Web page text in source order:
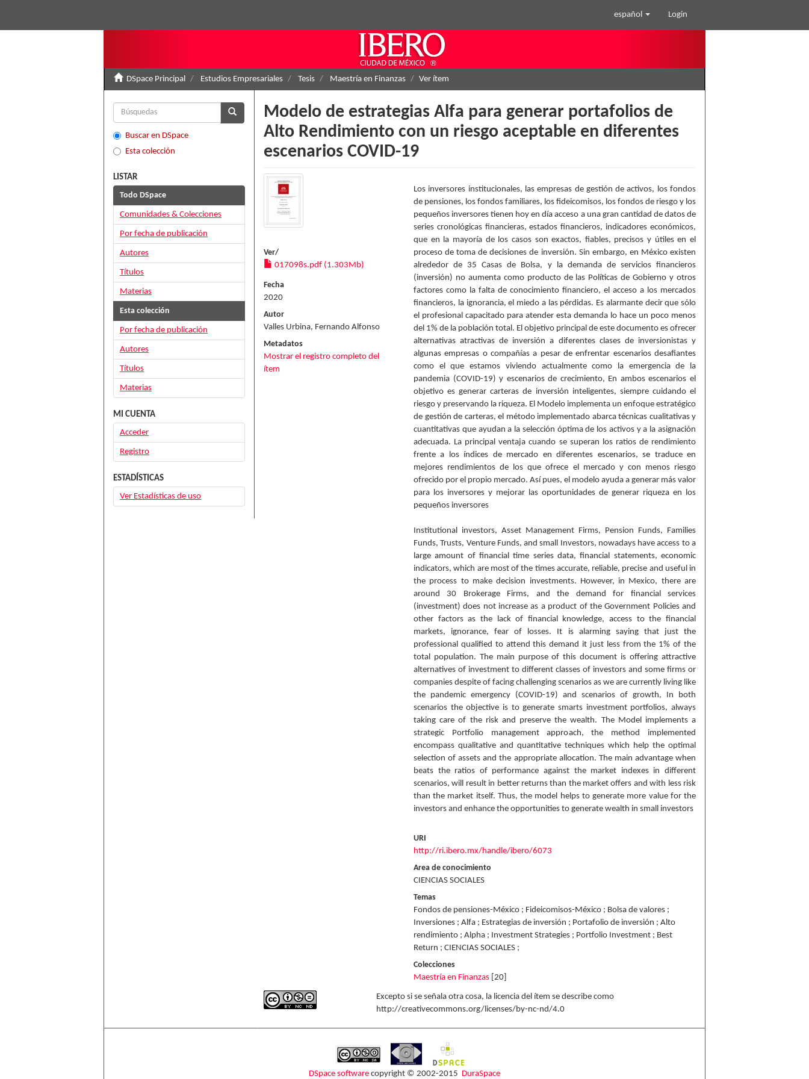
español Login
DSpace Principal Estudios Empresariales Tesis Maestría en Finanzas Ver ítem
Modelo de estrategias Alfa para generar portafolios de
Alto Rendimiento con un riesgo aceptable en diferentes
escenarios COVID-19
Ver/
017098s.pdf (1.303Mb)
Fecha
2020
Autor
Valles Urbina, Fernando Alfonso
Metadatos
Mostrar el registro completo del
ítem
Los inversores institucionales, las empresas de gestión de activos, los fondos
de pensiones, los fondos familiares, los fideicomisos, los fondos de riesgo y los
pequeños inversores tienen hoy en día acceso a una gran cantidad de datos de
series cronológicas financieras, estados financieros, indicadores económicos,
que en la mayoría de los casos son exactos, fiables, precisos y útiles en el
proceso de toma de decisiones de inversión. Sin embargo, en México existen
alrededor de 35 Casas de Bolsa, y la demanda de servicios financieros
(inversión) no aumenta como producto de las Políticas de Gobierno y otros
factores como la falta de conocimiento financiero, el acceso a los mercados
financieros, la ignorancia, el miedo a las pérdidas. Es alarmante decir que sólo
el profesional capacitado para atender esta demanda lo hace un poco menos
del 1% de la población total. El objetivo principal de este documento es ofrecer
alternativas atractivas de inversión a diferentes clases de inversionistas y
algunas empresas o compañías a pesar de enfrentar escenarios desafiantes
como el que estamos viviendo actualmente como la emergencia de la
pandemia (COVID-19) y escenarios de crecimiento, En ambos escenarios el
objetivo es generar carteras de inversión inteligentes, siempre cuidando el
riesgo y preservando la riqueza. El Modelo implementa un enfoque estratégico
de gestión de carteras, el método implementado abarca técnicas cualitativas y
cuantitativas que ayudan a la selección óptima de los activos y a la asignación
adecuada. La principal ventaja cuando se superan los ratios de rendimiento
frente a los índices de mercado en diferentes escenarios, se traduce en
mejores rendimientos de los que ofrece el mercado y con menos riesgo
ofrecido por el propio mercado. Así pues, el modelo ayuda a generar más valor
para los inversores y mejorar las oportunidades de generar riqueza en los
pequeños inversores
Institutional investors, Asset Management Firms, Pension Funds, Families
Funds, Trusts, Venture Funds, and small Investors, nowadays have access to a
large amount of financial time series data, financial statements, economic
indicators, which are most of the times accurate, reliable, precise and useful in
the process to make decision investments. However, in Mexico, there are
around 30 Brokerage Firms, and the demand for financial services
(investment) does not increase as a product of the Government Policies and
other factors as the lack of financial knowledge, access to the financial
markets, ignorance, fear of losses. It is alarming saying that just the
professional qualified to attend this demand it just less from the 1% of the
total population. The main purpose of this document is offering attractive
alternatives of investment to different classes of investors and some firms or
companies despite of facing challenging scenarios as we are currently living like
the pandemic emergency (COVID-19) and scenarios of growth, In both
scenarios the objective is to generate smarts investment portfolios, always
taking care of the risk and preserve the wealth. The Model implements a
strategic Portfolio management approach, the method implemented
encompass qualitative and quantitative techniques which help the optimal
selection of assets and the appropriate allocation. The main advantage when
beats the ratios of performance against the market indexes in different
scenarios, will result in better returns than the market offers and with less risk
than the market itself. Thus, the model helps to generate more value for the
investors and enhance the opportunities to generate wealth in small investors
URI
http://ri.ibero.mx/handle/ibero/6073
Area de conocimiento
CIENCIAS SOCIALES
Temas
Fondos de pensiones-México ; Fideicomisos-México ; Bolsa de valores ;
Inversiones ; Alfa ; Estrategias de inversión ; Portafolio de inversión ; Alto
rendimiento ; Alpha ; Investment Strategies ; Portfolio Investment ; Best
Return ; CIENCIAS SOCIALES ;
Colecciones
Maestría en Finanzas [20]
Excepto si se señala otra cosa, la licencia del ítem se describe como
http://creativecommons.org/licenses/by-nc-nd/4.0
Buscar en DSpace
Esta colección
LISTAR
Todo DSpace
Comunidades & Colecciones
Por fecha de publicación
Autores
Títulos
Materias
Esta colección
Por fecha de publicación
Autores
Títulos
Materias
MI CUENTA
Acceder
Registro
ESTADÍSTICAS
Ver Estadísticas de uso
DSpace software copyright © 2002-2015 DuraSpace